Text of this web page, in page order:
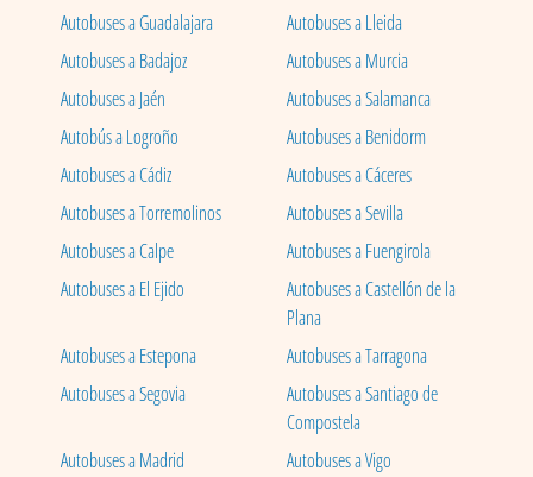
Autobuses a Guadalajara
Autobuses a Lleida
Autobuses a Badajoz
Autobuses a Murcia
Autobuses a Jaén
Autobuses a Salamanca
Autobús a Logroño
Autobuses a Benidorm
Autobuses a Cádiz
Autobuses a Cáceres
Autobuses a Torremolinos
Autobuses a Sevilla
Autobuses a Calpe
Autobuses a Fuengirola
Autobuses a El Ejido
Autobuses a Castellón de la
Plana
Autobuses a Estepona
Autobuses a Tarragona
Autobuses a Segovia
Autobuses a Santiago de
Compostela
Autobuses a Madrid
Autobuses a Vigo